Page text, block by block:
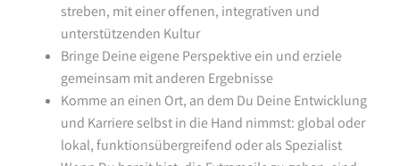
streben, mit einer offenen, integrativen und
unterstützenden Kultur
Bringe Deine eigene Perspektive ein und erziele
gemeinsam mit anderen Ergebnisse
Komme an einen Ort, an dem Du Deine Entwicklung
und Karriere selbst in die Hand nimmst: global oder
lokal, funktionsübergreifend oder als Spezialist